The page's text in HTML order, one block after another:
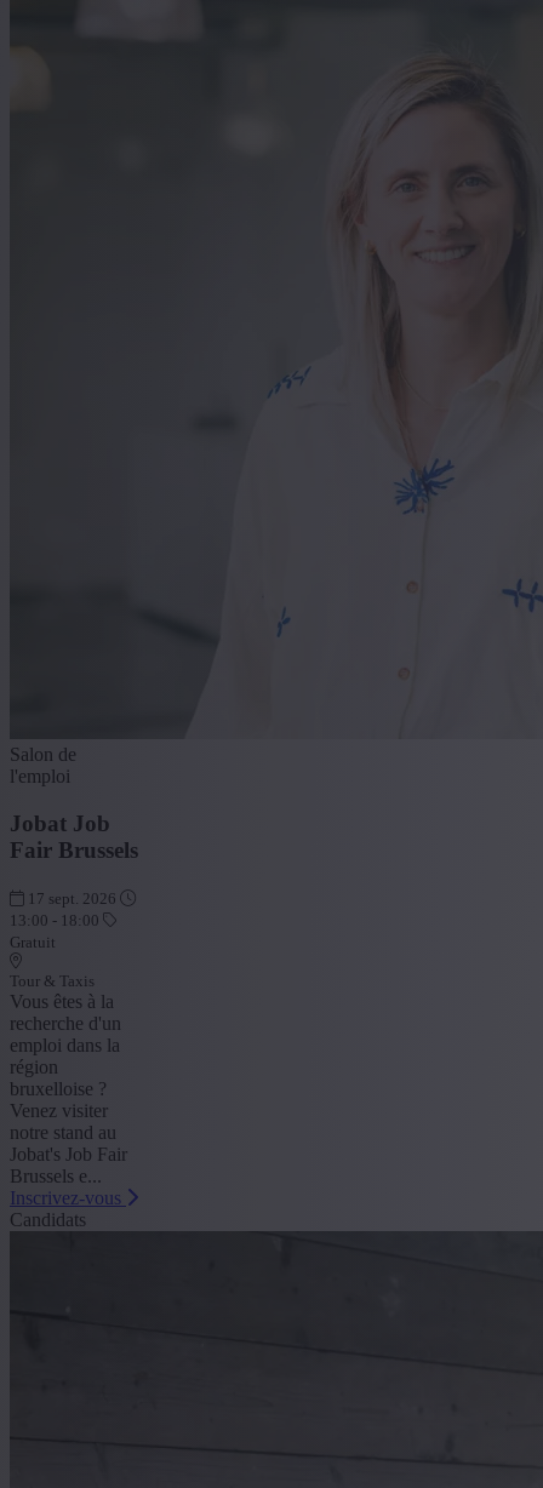
Salon de
l'emploi
Jobat Job
Fair Brussels
17 sept. 2026
13:00 - 18:00
Gratuit
Tour & Taxis
Vous êtes à la
recherche d'un
emploi dans la
région
bruxelloise ?
Venez visiter
notre stand au
Jobat's Job Fair
Brussels e...
Inscrivez-vous
Candidats